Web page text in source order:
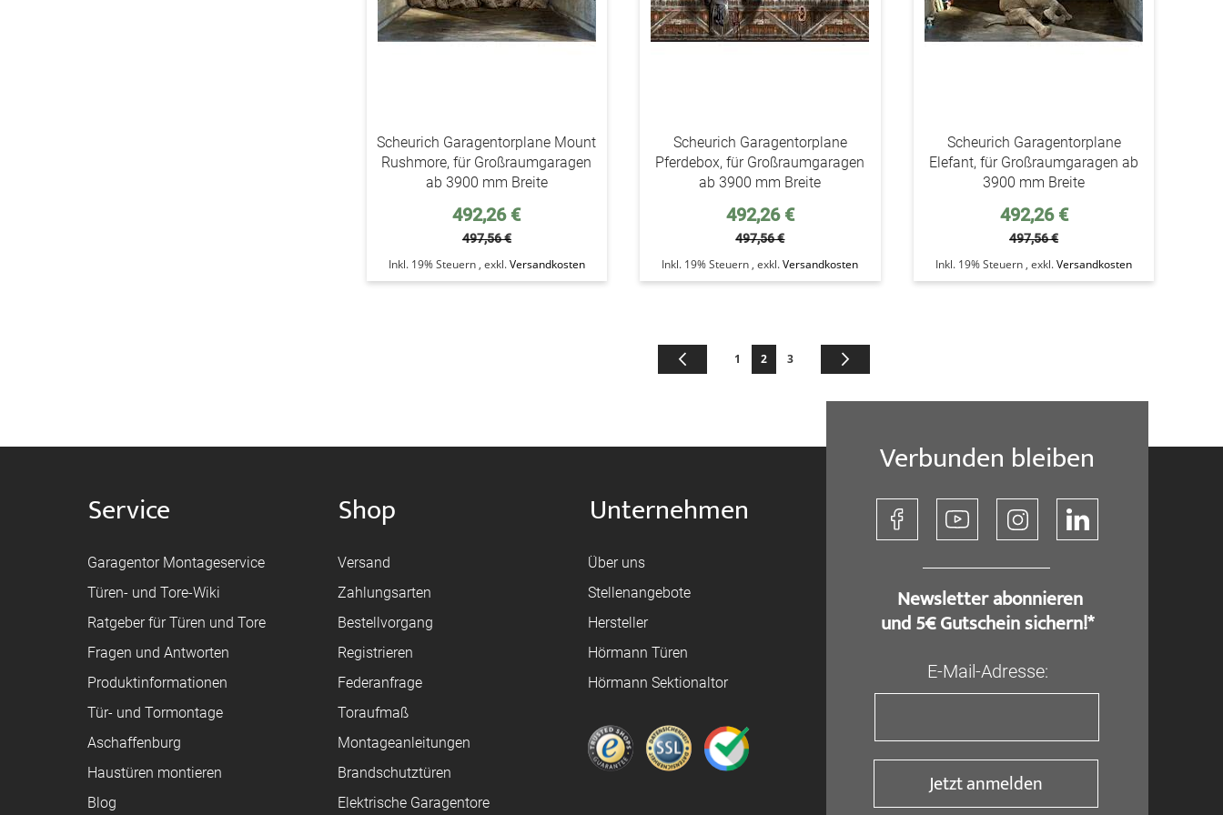
Scheurich Garagentorplane Mount
Rushmore, für Großraumgaragen
ab 3900 mm Breite
Sonderpreis
492,26 €
497,56 €
Inkl. 19% Steuern , exkl.Versandkosten
Scheurich Garagentorplane
Pferdebox, für Großraumgaragen
ab 3900 mm Breite
Sonderpreis
492,26 €
497,56 €
Inkl. 19% Steuern ,exkl.Versandkosten
Scheurich Garagentorplane
Elefant, für Großraumgaragen ab
3900 mm Breite
Sonderpreis
492,26 €
497,56 €
Inkl. 19% Steuern ,exkl.Versandkosten
Seite ZurückSeite
1 Sie lesen gerade die Seite
2 Seite
3
Service
Garagentor Montageservice
Türen- und Tore-Wiki
Ratgeber für Türen und Tore
Fragen und Antworten
Produktinformationen
Tür- und Tormontage
Aschaffenburg
Haustüren montieren
Blog
Shop
Versand
Zahlungsarten
Bestellvorgang
Registrieren
Federanfrage
Toraufmaß
Montageanleitungen
Brandschutztüren
Elektrische Garagentore
Unternehmen
Über uns
Stellenangebote
Hersteller
Hörmann Türen
Hörmann Sektionaltor
Verbunden bleiben
​ Newsletter abonnieren
und 5€ Gutschein sichern!*
E-Mail-Adresse:
Jetzt anmelden